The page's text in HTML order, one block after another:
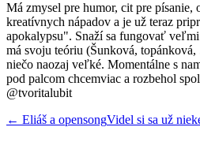
Má zmysel pre humor, cit pre písanie,
kreatívnych nápadov a je už teraz
apokalypsu". Snaží sa fungovať
má svoju teóriu (Šunková,
niečo naozaj veľké. Momentálne s
pod palcom chcemviac a rozbehol
@tvoritalubit
← Eliáš a opensongVidel si sa už